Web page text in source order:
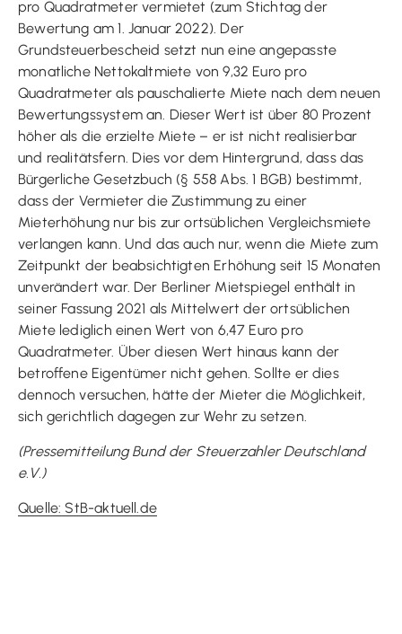
pro Quadratmeter vermietet (zum Stichtag der
Bewertung am 1. Januar 2022). Der
Grundsteuerbescheid setzt nun eine angepasste
monatliche Nettokaltmiete von 9,32 Euro pro
Quadratmeter als pauschalierte Miete nach dem neuen
Bewertungssystem an. Dieser Wert ist über 80 Prozent
höher als die erzielte Miete – er ist nicht realisierbar
und realitätsfern. Dies vor dem Hintergrund, dass das
Bürgerliche Gesetzbuch (§ 558 Abs. 1 BGB) bestimmt,
dass der Vermieter die Zustimmung zu einer
Mieterhöhung nur bis zur ortsüblichen Vergleichsmiete
verlangen kann. Und das auch nur, wenn die Miete zum
Zeitpunkt der beabsichtigten Erhöhung seit 15 Monaten
unverändert war. Der Berliner Mietspiegel enthält in
seiner Fassung 2021 als Mittelwert der ortsüblichen
Miete lediglich einen Wert von 6,47 Euro pro
Quadratmeter. Über diesen Wert hinaus kann der
betroffene Eigentümer nicht gehen. Sollte er dies
dennoch versuchen, hätte der Mieter die Möglichkeit,
sich gerichtlich dagegen zur Wehr zu setzen.
(Pressemitteilung Bund der Steuerzahler Deutschland
e.V.)
Quelle: StB-aktuell.de